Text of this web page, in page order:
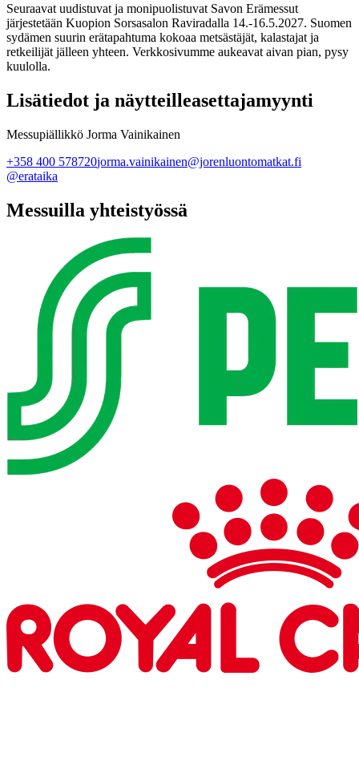
Seuraavat uudistuvat ja monipuolistuvat Savon Erämessut
järjestetään Kuopion Sorsasalon Raviradalla 14.-16.5.2027. Suomen
sydämen suurin erätapahtuma kokoaa metsästäjät, kalastajat ja
retkeilijät jälleen yhteen. Verkkosivumme aukeavat aivan pian, pysy
kuulolla.
Lisätiedot ja näytteilleasettajamyynti
Messupiällikkö Jorma Vainikainen
+358 400 578720jorma.vainikainen@jorenluontomatkat.fi
@erataika
Messuilla yhteistyössä